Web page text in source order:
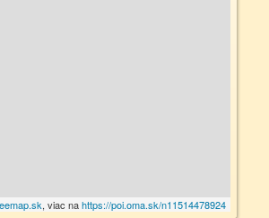
, viac nahttps://poi.oma.sk/n11514478924